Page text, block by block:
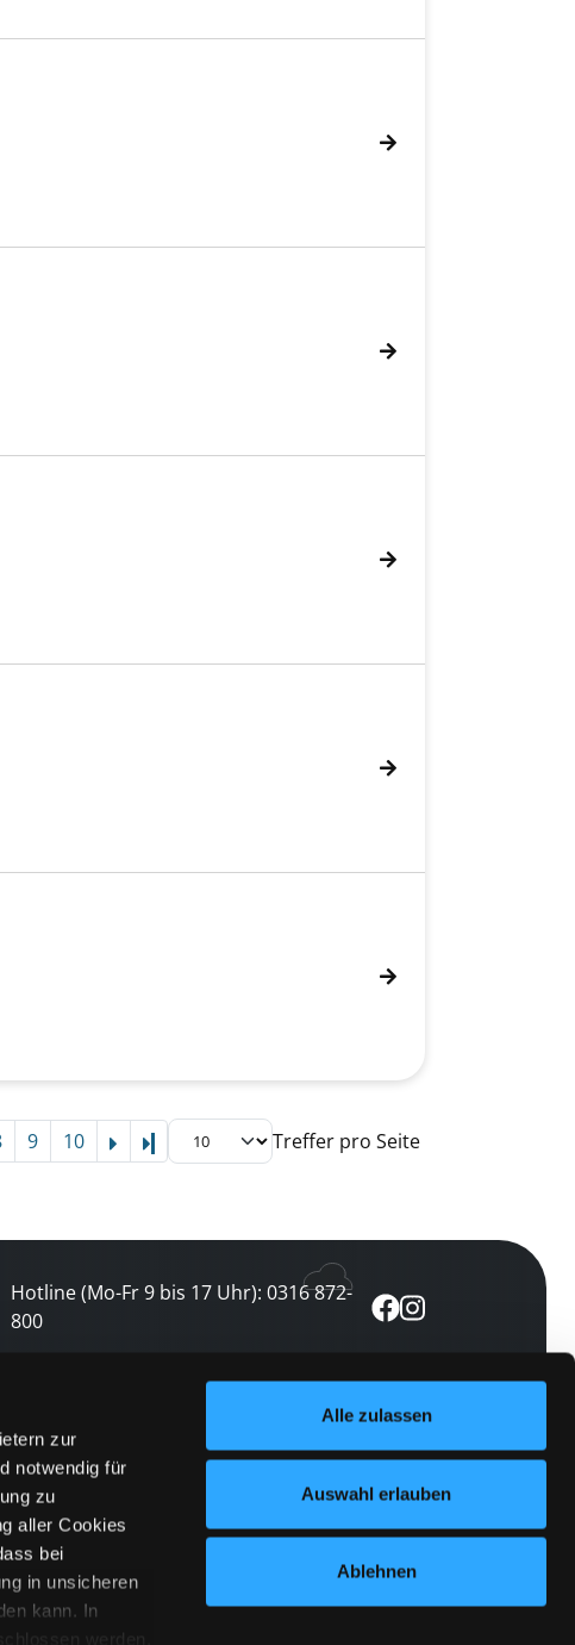
zur
notwendig für
zu
aller Cookies
bei
in unsicheren
kann. In
werden.
Alle zulassen
Auswahl erlauben
Ablehnen
9 10 Letzte Seite Treffer pro Seite
Hotline (Mo-Fr 9 bis 17 Uhr): 0316 872-
800
Newsletter abonnieren
und keine Veranstaltung verpassen
jetzt abonnieren